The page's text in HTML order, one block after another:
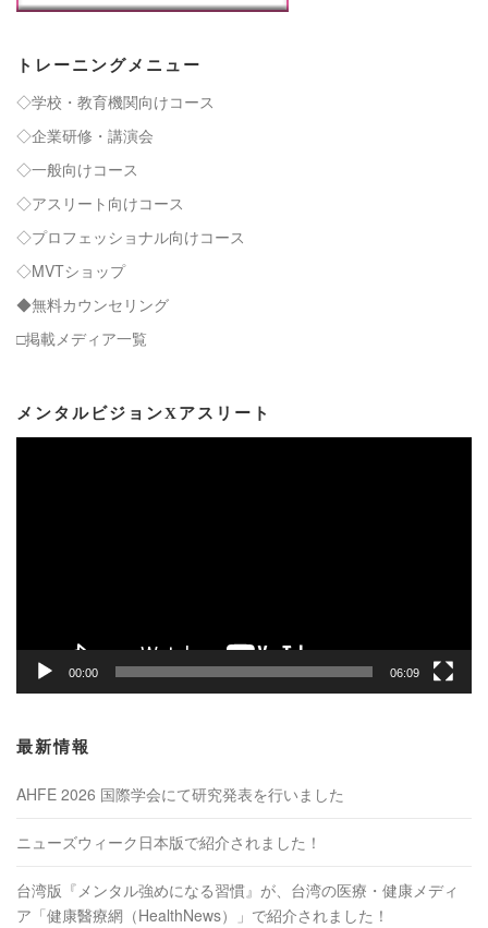
トレーニングメニュー
◇学校・教育機関向けコース
◇企業研修・講演会
◇一般向けコース
◇アスリート向けコース
◇プロフェッショナル向けコース
◇MVTショップ
◆無料カウンセリング
□掲載メディア一覧
メンタルビジョンXアスリート
00:00 06:09
最新情報
AHFE 2026 国際学会にて研究発表を行いました
ニューズウィーク日本版で紹介されました！
台湾版『メンタル強めになる習慣』が、台湾の医療・健康メディ
ア「健康醫療網（HealthNews）」で紹介されました！